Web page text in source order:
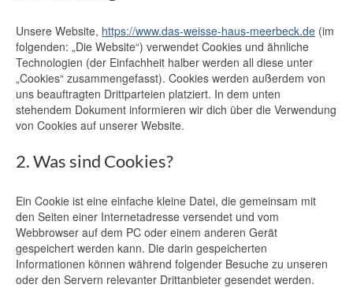
Unsere Website, https://www.das-weisse-haus-meerbeck.de (im
folgenden: „Die Website“) verwendet Cookies und ähnliche
Technologien (der Einfachheit halber werden all diese unter
„Cookies“ zusammengefasst). Cookies werden außerdem von
uns beauftragten Drittparteien platziert. In dem unten
stehendem Dokument informieren wir dich über die Verwendung
von Cookies auf unserer Website.
2. Was sind Cookies?
Ein Cookie ist eine einfache kleine Datei, die gemeinsam mit
den Seiten einer Internetadresse versendet und vom
Webbrowser auf dem PC oder einem anderen Gerät
gespeichert werden kann. Die darin gespeicherten
Informationen können während folgender Besuche zu unseren
oder den Servern relevanter Drittanbieter gesendet werden.